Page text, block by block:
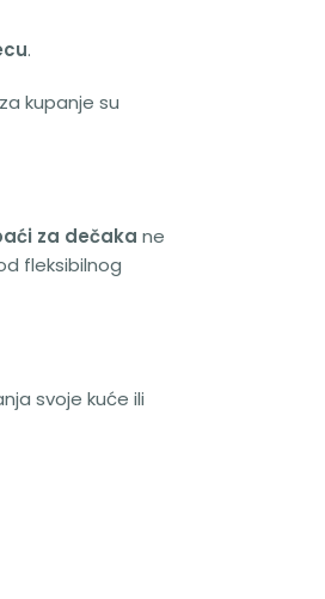
.
kupanje su
za dečaka ne
fleksibilnog
svoje kuće ili